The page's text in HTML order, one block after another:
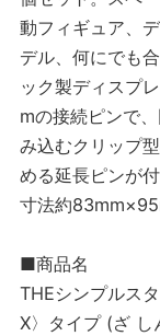
動フィギュア、
デル、何にでも
ック製ディスプ
mの接続ピンで
み込むクリップ
める延長ピンが
寸法約
■商品名
THEシンプルス
X〉タイプ (ざ